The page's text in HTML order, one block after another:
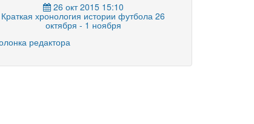
26 окт 2015 15:10
Краткая хронология истории футбола 26
октября - 1 ноября
редактора